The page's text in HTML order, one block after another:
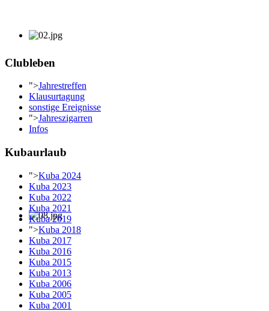
Clubleben
">Jahrestreffen
Klausurtagung
sonstige Ereignisse
">Jahreszigarren
Infos
Kubaurlaub
">Kuba 2024
Kuba 2023
Kuba 2022
Kuba 2021
Kuba 2019
">Kuba 2018
Kuba 2017
Kuba 2016
Kuba 2015
Kuba 2013
Kuba 2006
Kuba 2005
Kuba 2001